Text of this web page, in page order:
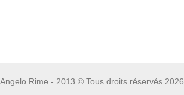
Angelo Rime - 2013 © Tous droits réservés 2026